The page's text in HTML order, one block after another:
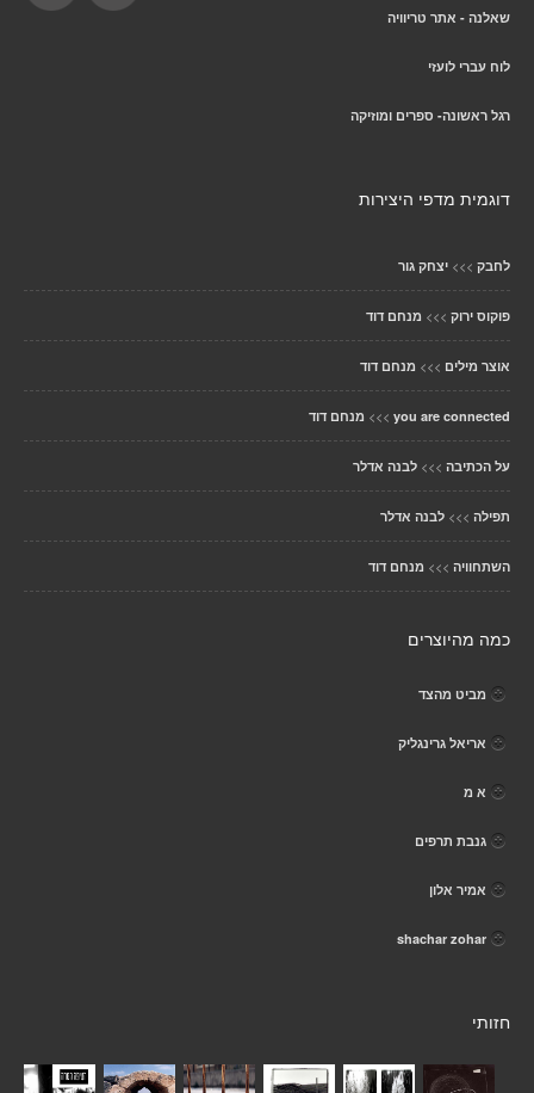
שאלנה - אתר טריוויה
לוח עברי לועזי
רגל ראשונה- ספרים ומוזיקה
דוגמית מדפי היצירות
לחבק >>> יצחק גור
פוקוס ירוק >>> מנחם דוד
אוצר מילים >>> מנחם דוד
you are connected
>>> מנחם דוד
על הכתיבה >>> לבנה אדלר
תפילה >>> לבנה אדלר
השתחוויה >>> מנחם דוד
כמה מהיוצרים
מביט מהצד
אריאל גרינגליק
א מ
גנבת תרפים
אמיר אלון
shachar zohar
חזותי